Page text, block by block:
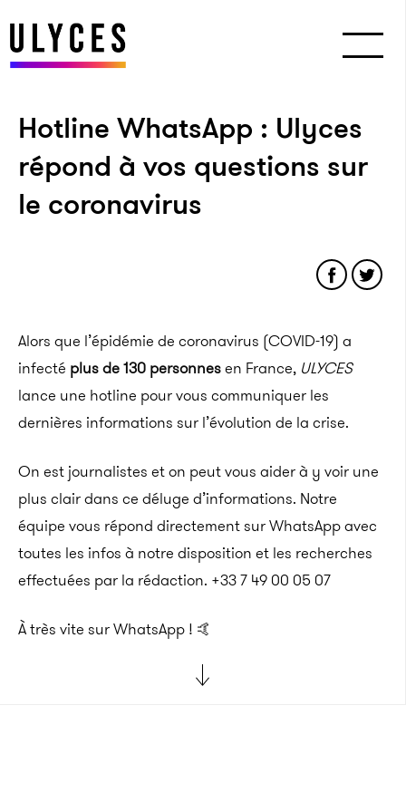
Hotline WhatsApp : Ulyces
répond à vos questions sur
le coronavirus
Alors que l’épidémie de coronavirus (COVID-19) a
infecté plus de 130 personnesen France, ULYCES
lance une hotline pour vous communiquer les
dernières informations sur l’évolution de la crise.
On est journalistes et on peut vous aider à y voir une
plus clair dans ce déluge d’informations. Notre
équipe vous répond directement sur WhatsApp avec
toutes les infos à notre disposition et les recherches
effectuées par la rédaction. +33 7 49 00 05 07
À très vite sur WhatsApp ! 🤙